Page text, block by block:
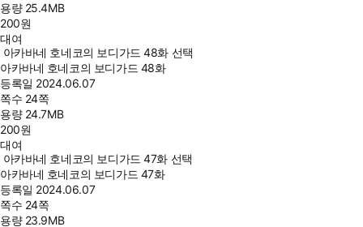
용량 25.4MB
200원
대여
아카바네 호네코의 보디가드 48화 선택
아카바네 호네코의 보디가드 48화
등록일 2024.06.07
쪽수 24쪽
용량 24.7MB
200원
대여
아카바네 호네코의 보디가드 47화 선택
아카바네 호네코의 보디가드 47화
등록일 2024.06.07
쪽수 24쪽
용량 23.9MB